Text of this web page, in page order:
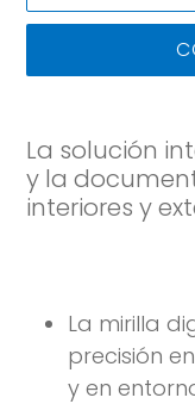
el
producto
a
compra
La solución
y la
interiores y
La mirilla
precisión
y en